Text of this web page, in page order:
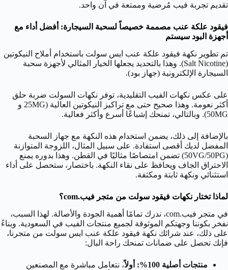
تقديم تجربة فيب مُرضية وممتعة في آن واحد.
فيقود علكة عنب مصممة خصيصاً لسحبة السيجارة: أفضل أداء مع
أجهزة البود سيستم
تم تطوير نكهة فيقود علكة عنب ايس سولت باستخدام أملاح النيكوتين
(Salt Nicotine). وهذا بالتحديد يجعلها الخيار المثالي لأجهزة سحبة
السيجارة الإلكترونية (جهاز بود).
على عكس نكهات الفيب التقليدية، توفر نكهات السولت ضربة حلق
أكثر نعومة. وهذا صحيح حتى مع تراكيز النيكوتين العالية (25MG و
50MG). وبالتالي، تمنحك إشباعًا أسرع وأكثر فعالية.
بالإضافة إلى ذلك، يضمن استخدام هذه النكهة مع جهاز السحبة
المفضل لديك أقصى استفادة. على سبيل المثال، اللزوجة المتوازنة
(50VG/50PG) تضمن امتصاصًا مثاليًا في القطن. وهذا بدوره يمنع
الاحتراق الجاف ويحافظ على نقاء النكهة. باختصار، ستحصل على أداء
استثنائي ونكهة ثابتة ومكثفة.
لماذا تختار نكهات فيقود سولت من متجر فيب.com؟
في متجر فيب.com، ندرك تمامًا أهمية الجودة والأصالة. لهذا السبب،
نفخر بكوننا وجهتكم الموثوقة لجميع منتجات الفيب في السعودية. وبناءً
على ذلك، عند شرائك نكهة فيقود علكة عنب ايس سولت من متجرنا،
فإنك تحصل على ضمانات تمنحك راحة البال:
منتجات أصلية 100%: أولاً، نتعامل مباشرة مع المصنعين